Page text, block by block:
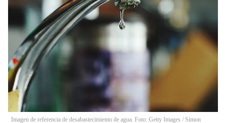
Imagen de referencia de desabastecimiento de agua. Foto: Getty Images / Simon